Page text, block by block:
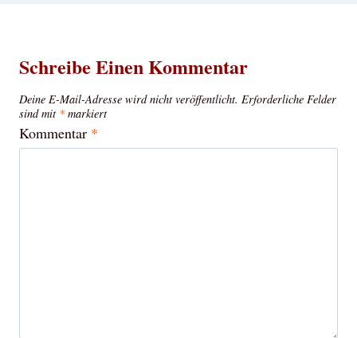
Schreibe Einen Kommentar
Deine E-Mail-Adresse wird nicht veröffentlicht. Erforderliche Felder
sind mit * markiert
Kommentar *